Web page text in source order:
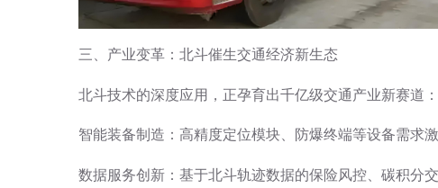
三、产业变革：北斗催生交通经济新生态
北斗技术的深度应用，正孕育出千亿级交通产业新赛道：
智能装备制造：高精度定位模块、防爆终端等设备需求激
数据服务创新：基于北斗轨迹数据的保险风控、碳积分